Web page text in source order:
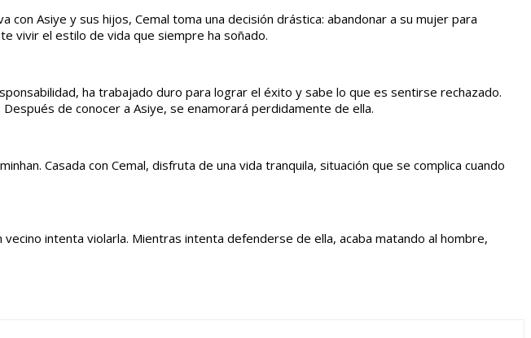
Asiye y sus hijos, Cemal toma una decisión drástica: abandonar a su mujer para
vivir el estilo de vida que siempre ha soñado.
ha trabajado duro para lograr el éxito y sabe lo que es sentirse rechazado.
de conocer a Asiye, se enamorará perdidamente de ella.
Casada con Cemal, disfruta de una vida tranquila, situación que se complica cuando
intenta violarla. Mientras intenta defenderse de ella, acaba matando al hombre,